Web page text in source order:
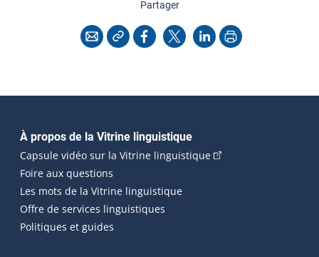
Partagercette page
CourrielCopier l'adresse
Facebook
X LinkedInImprimer
Navigation principale
À propos de la Vitrine linguistique
Capsule vidéo sur la Vitrine linguistique(Cet hyperlien
Foire aux questions
Les mots de la Vitrine linguistique
Offre de services linguistiques
Politiques et guides